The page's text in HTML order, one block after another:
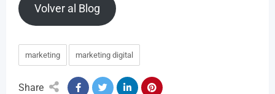
Volver al Blog
marketing marketing digital
Share